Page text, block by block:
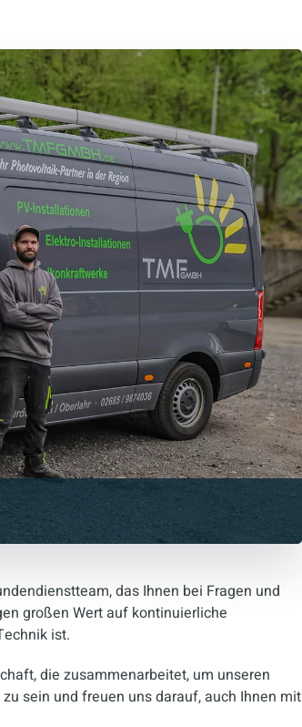
das Ihnen bei Fragen und
großen Wert auf kontinuierliche
ist.
die zusammenarbeitet, um unseren
sein und freuen uns darauf, auch Ihnen mit